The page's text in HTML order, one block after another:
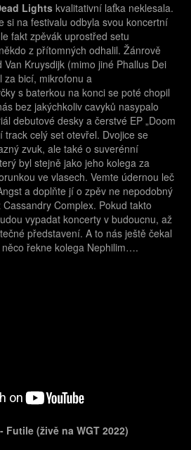
Lights kvalitativní laťka neklesala.
si na festivalu odbyla svou koncertní
fakt zpěvák uprostřed setu
z přítomných odhalil. Žánrově
Kruysdijk (mimo jiné Phallus Dei
za bicí, mikrofonu a
s baterkou na konci se poté chopil
bez jakýchkoliv cavyků nasypalo
debutové desky a čerstvé EP „Doom
track celý set otevřel. Dvojice se
zvuk, ale také o suverénní
byl stejně jako jeho kolega za
ve vlasech. Vemte údernou leč
a doplňte jí o zpěv ne nepodobný
Complex. Pokud takto
vypadat koncerty v budoucnu, až
představení. A to nás ještě čekal
řekne kolega Nephilim….
Futile (živě na WGT 2022)